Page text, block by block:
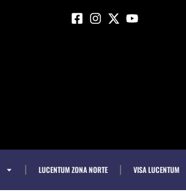
LUCENTUM ZONA NORTE VISA LUCENTUM